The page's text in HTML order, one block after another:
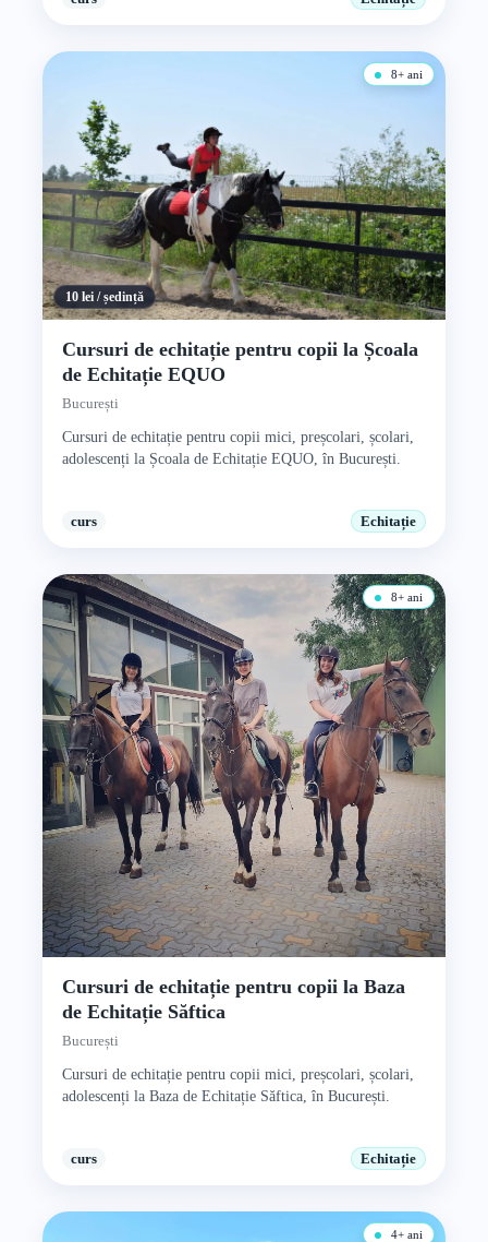
8+ ani
10 lei / ședință
Cursuri de echitație pentru copii la Școala
de Echitație EQUO
București
Cursuri de echitație pentru copii mici, preșcolari, școlari,
adolescenți la Școala de Echitație EQUO, în București.
curs Echitație
8+ ani
Cursuri de echitație pentru copii la Baza
de Echitație Săftica
București
Cursuri de echitație pentru copii mici, preșcolari, școlari,
adolescenți la Baza de Echitație Săftica, în București.
curs Echitație
4+ ani